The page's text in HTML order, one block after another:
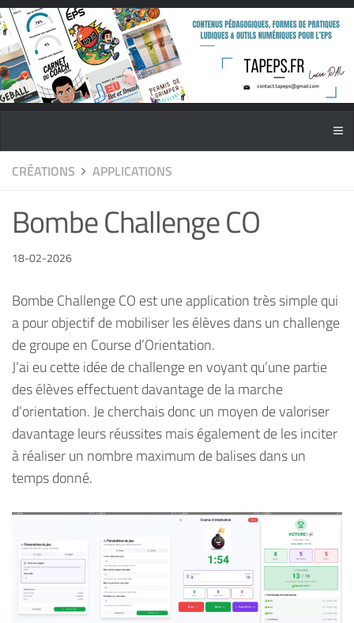
CRÉATIONS APPLICATIONS
Bombe Challenge CO
18-02-2026
Bombe Challenge CO est une application très simple qui
a pour objectif de mobiliser les élèves dans un challenge
de groupe en Course d’Orientation.
J’ai eu cette idée de challenge en voyant qu’une partie
des élèves effectuent davantage de la marche
d’orientation. Je cherchais donc un moyen de valoriser
davantage leurs réussites mais également de les inciter
à réaliser un nombre maximum de balises dans un
temps donné.